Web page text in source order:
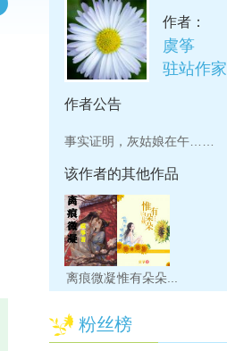
作者：
虞筝
驻站作家
作者公告
事实证明，灰姑娘在午……
该作者的其他作品
离痕微凝惟有朵朵...
粉丝榜